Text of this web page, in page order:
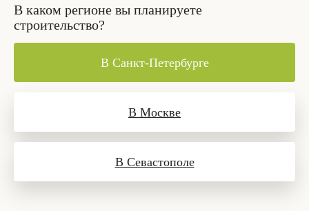
В каком регионе вы планируете
строительство?
В Санкт-Петербурге
В Москве
В Севастополе